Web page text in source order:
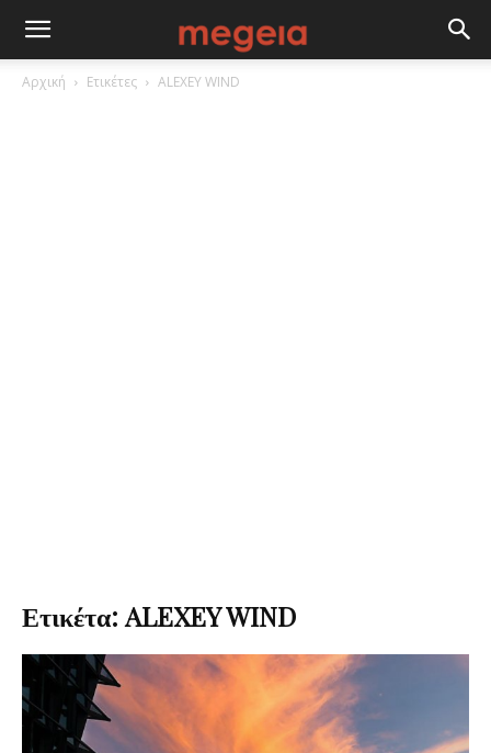
Αρχική Ετικέτες ALEXEY WIND
Ετικέτα: ALEXEY WIND